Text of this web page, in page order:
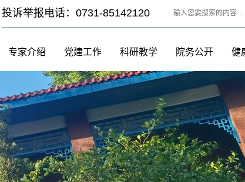
投诉举报电话：0731-85142120
专家介绍 党建工作 科研教学 院务公开 健